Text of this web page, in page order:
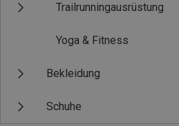
Trailrunningausrüstung
Yoga & Fitness
Bekleidung
Schuhe